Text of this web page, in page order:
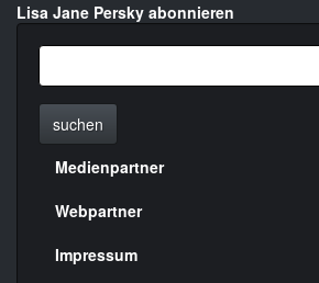
Lisa Jane Persky abonnieren
suchen
Menülinks
rechte
Seite
Medienpartner
Webpartner
Impressum